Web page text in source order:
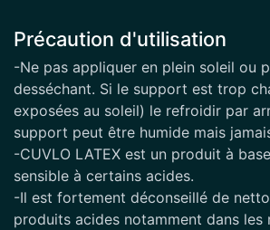
Précaution d'utilisation
-Ne pas appliquer en plein soleil ou
desséchant. Si le support est trop
exposées au soleil) le refroidir par
support peut être humide mais
-CUVLO LATEX est un produit à
sensible à certains acides.
-Il est fortement déconseillé de
produits acides notamment dans les